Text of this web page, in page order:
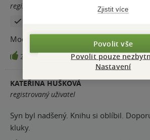
registrovaný uživatel
Moc hezká. Děti nadšeně poslouchají.
20 Kniha,
KATEŘINA HUŠKOVÁ
registrovaný uživatel
Syn byl nadšený. Knihu si oblíbil.
kluky.
Zjistit více
Povolit vše
Povolit pouze
Nastavení